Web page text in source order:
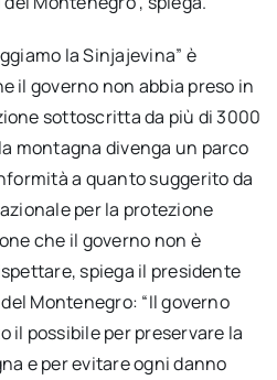
la Sinjajevina” è
il governo non abbia preso in
sottoscritta da più di 3000
montagna divenga un parco
a quanto suggerito da
per la protezione
che il governo non è
spiega il presidente
Montenegro: “Il governo
il possibile per preservare la
e per evitare ogni danno